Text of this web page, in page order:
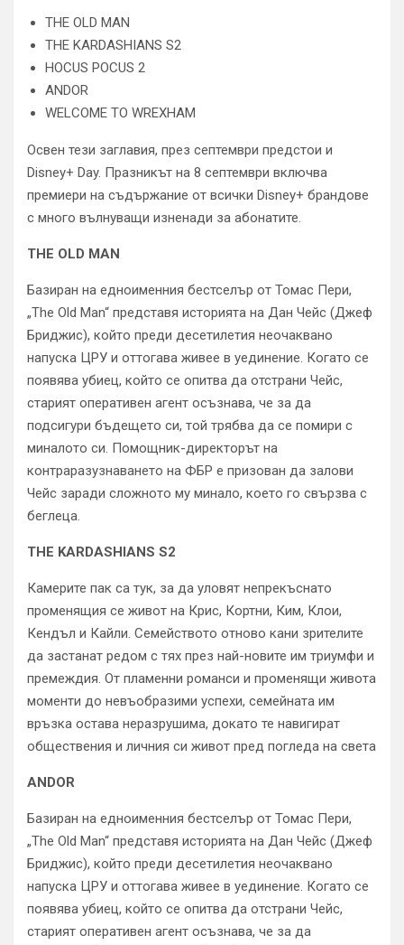
THE OLD MAN
THE KARDASHIANS S2
HOCUS POCUS 2
ANDOR
WELCOME TO WREXHAM
Освен тези заглавия, през септември предстои и
Disney+ Day. Празникът на 8 септември включва
премиери на съдържание от всички Disney+ брандове
с много вълнуващи изненади за абонатите.
THE OLD MAN
Базиран на едноименния бестселър от Томас Пери,
„The Old Man“ представя историята на Дан Чейс (Джеф
Бриджис), който преди десетилетия неочаквано
напуска ЦРУ и оттогава живее в уединение. Когато се
появява убиец, който се опитва да отстрани Чейс,
старият оперативен агент осъзнава, че за да
подсигури бъдещето си, той трябва да се помири с
миналото си. Помощник-директорът на
контраразузнаването на ФБР е призован да залови
Чейс заради сложното му минало, което го свързва с
беглеца.
THE KARDASHIANS S2
Камерите пак са тук, за да уловят непрекъснато
променящия се живот на Крис, Кортни, Ким, Клои,
Кендъл и Кайли. Семейството отново кани зрителите
да застанат редом с тях през най-новите им триумфи и
премеждия. От пламенни романси и променящи живота
моменти до невъобразими успехи, семейната им
връзка остава неразрушима, докато те навигират
обществения и личния си живот пред погледа на света
ANDOR
Базиран на едноименния бестселър от Томас Пери,
„The Old Man“ представя историята на Дан Чейс (Джеф
Бриджис), който преди десетилетия неочаквано
напуска ЦРУ и оттогава живее в уединение. Когато се
появява убиец, който се опитва да отстрани Чейс,
старият оперативен агент осъзнава, че за да